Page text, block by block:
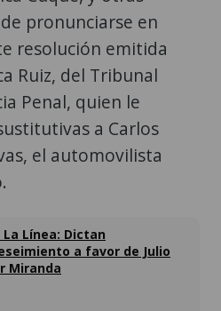
pronunciarse en
resolución emitida
Ruiz, del Tribunal
Penal, quien le
a Carlos
el automovilista
La Línea: Dictan
a favor de Julio
Miranda